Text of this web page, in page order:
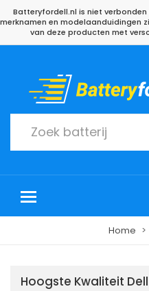
Batteryfordell.nl is niet verbonden
merknamen en modelaanduidingen
van deze producten met
Home
Hoogste Kwaliteit